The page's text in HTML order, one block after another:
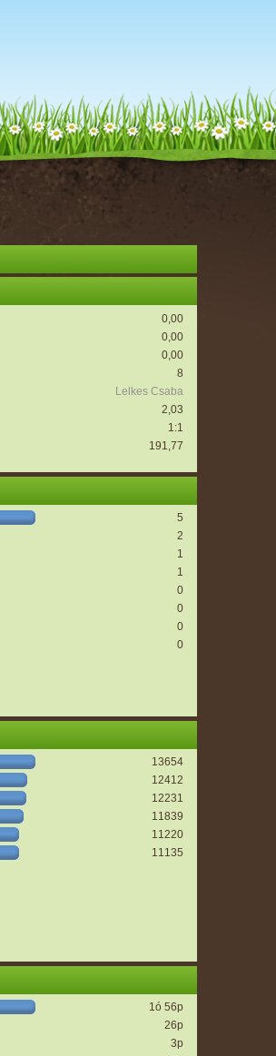
0,00
0,00
0,00
8
Lelkes Csaba
2,03
1:1
191,77
5
2
1
1
0
0
0
0
13654
12412
12231
11839
11220
11135
1ó 56p
26p
3p